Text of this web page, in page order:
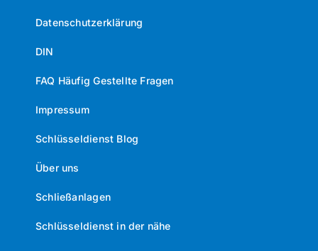
Datenschutzerklärung
DIN
FAQ Häufig Gestellte Fragen
Impressum
Schlüsseldienst Blog
Über uns
Schließanlagen
Schlüsseldienst in der nähe